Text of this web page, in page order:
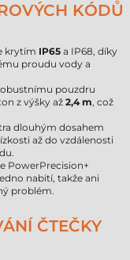
KÓDŮ
krytím IP65 a IP68, díky
proudu vody a
pouzdru
z výšky až2,4 m, což
dlouhým dosahem
až do vzdálenosti
PowerPrecision+
nabití, takže ani
problém.
ČTEČKY